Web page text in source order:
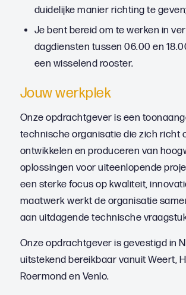
duidelijke manier richting te
Je bent bereid om te werken in
dagdiensten tussen 06.00 en
een wisselend rooster.
Jouw werkplek
Onze opdrachtgever is een
technische organisatie die zich richt
ontwikkelen en produceren van
oplossingen voor uiteenlopende
een sterke focus op kwaliteit,
maatwerk werkt de organisatie
aan uitdagende technische
Onze opdrachtgever is gevestigd in
uitstekend bereikbaar vanuit Weert,
Roermond en Venlo.